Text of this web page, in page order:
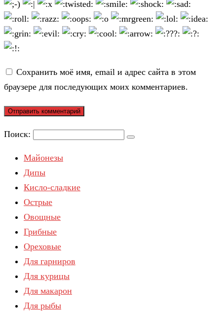
Сохранить моё имя, email и адрес сайта в этом
браузере для последующих моих комментариев.
Поиск:
Майонезы
Дипы
Кисло-сладкие
Острые
Овощные
Грибные
Ореховые
Для гарниров
Для курицы
Для макарон
Для рыбы